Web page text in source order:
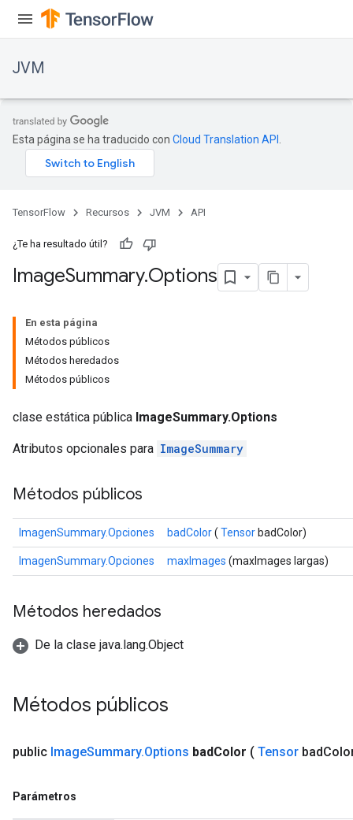
JVM
Esta página se ha traducido con Cloud Translation API
TensorFlow Recursos JVM API
¿Te ha resultado útil?
ImageSummary.Options
En esta página
Métodos públicos
Métodos heredados
Métodos públicos
clase estática pública ImageSummary.Options
Atributos opcionales para ImageSummary
Métodos públicos
ImagenSummary.Opciones badColor( Tensor badColor)
ImagenSummary.Opciones maxImages (maxImages largas)
Métodos heredados
De la clase java.lang.Object
Métodos públicos
public ImageSummary.Options badColor ( Tensor bad
Parámetros